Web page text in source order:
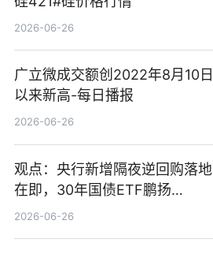
2026-06-26
广立微成交额创2022年8月10日
以来新高-每日播报
2026-06-26
观点：央行新增隔夜逆回购落地
在即，30年国债ETF鹏扬
(511090) 盘中小幅上涨
2026-06-26